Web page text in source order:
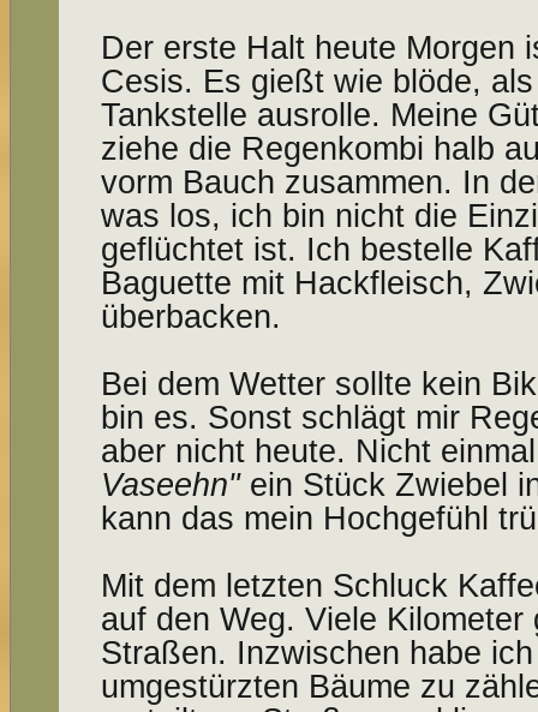
Der erste Halt heute Morgen
Cesis. Es gießt wie blöde,
Tankstelle ausrolle. Meine
ziehe die Regen­kombi halb
vorm Bauch zusammen. In
was los, ich bin nicht die
geflüchtet ist. Ich bestelle
Baguette mit Hackfleisch,
überbacken.
Bei dem Wetter sollte kein
bin es. Sonst schlägt mir
aber nicht heute. Nicht
Vaseehn"ein Stück Zwiebel
kann das mein Hochgefühl
Mit dem letzten Schluck
auf den Weg. Viele
Straßen. Inzwischen habe
umgestürzten Bäume zu